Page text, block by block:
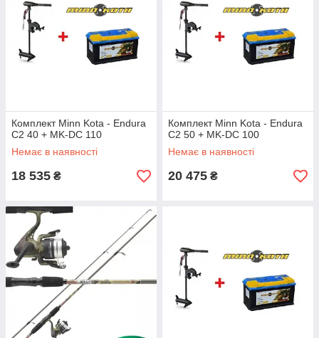
Комплект Minn Kota - Endura
C2 40 + MK-DC 110
Немає в наявності
18 535 ₴
Комплект Minn Kota - Endura
C2 50 + MK-DC 100
Немає в наявності
20 475 ₴